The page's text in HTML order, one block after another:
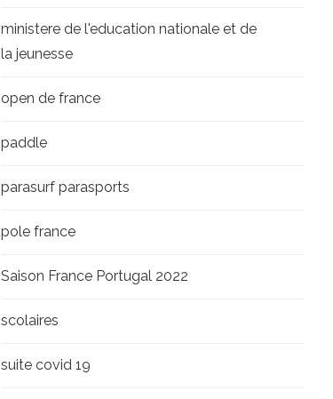
ministere de l'education nationale et de
la jeunesse
open de france
paddle
parasurf parasports
pole france
Saison France Portugal 2022
scolaires
suite covid 19